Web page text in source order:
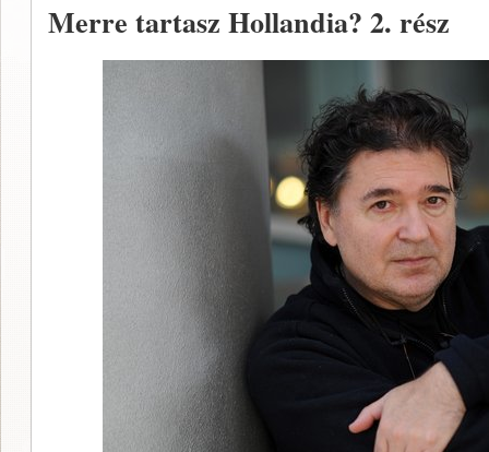
Merre tartasz Hollandia? 2. rész